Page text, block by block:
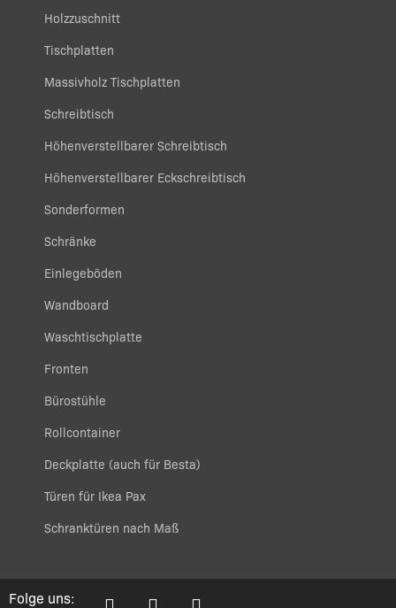
Holzzuschnitt
Tischplatten
Massivholz Tischplatten
Schreibtisch
Höhenverstellbarer Schreibtisch
Höhenverstellbarer Eckschreibtisch
Sonderformen
Schränke
Einlegeböden
Wandboard
Waschtischplatte
Fronten
Bürostühle
Rollcontainer
Deckplatte (auch für Besta)
Türen für Ikea Pax
Schranktüren nach Maß
Folge uns: